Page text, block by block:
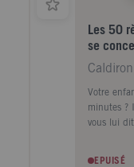
Les 50
se
Votre
minutes ?
vous lui
EPUISÉ